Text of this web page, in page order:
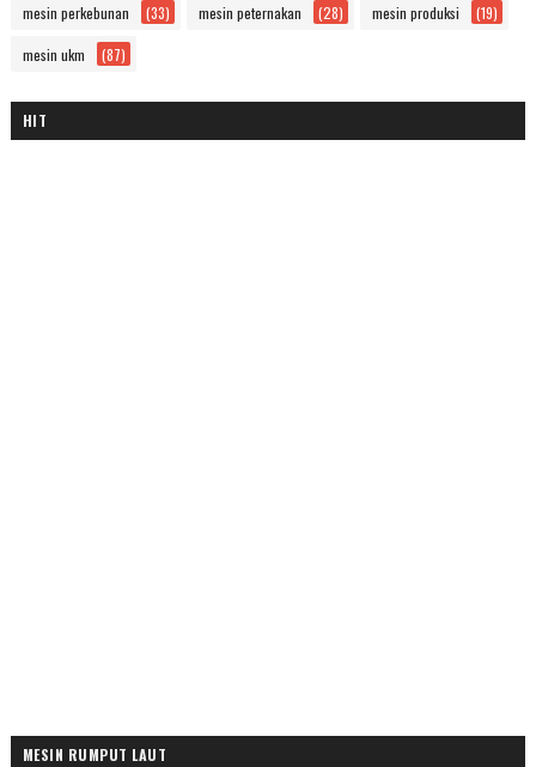
mesin perkebunan (33) mesin peternakan (28) mesin produksi (19)
mesin ukm (87)
HIT
MESIN RUMPUT LAUT